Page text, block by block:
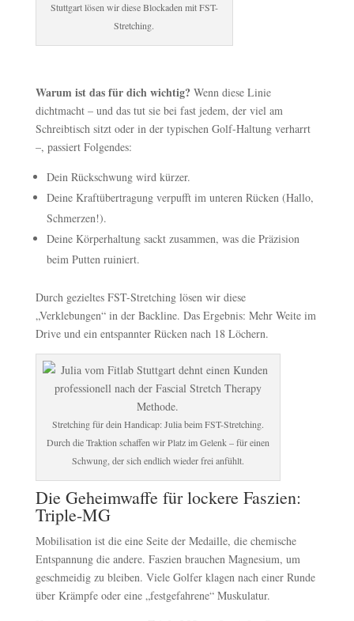
Stuttgart lösen wir diese Blockaden mit FST-
Stretching.
Warum ist das für dich wichtig? Wenn diese Linie
dichtmacht – und das tut sie bei fast jedem, der viel am
Schreibtisch sitzt oder in der typischen Golf-Haltung verharrt
–, passiert Folgendes:
Dein Rückschwung wird kürzer.
Deine Kraftübertragung verpufft im unteren Rücken (Hallo,
Schmerzen!).
Deine Körperhaltung sackt zusammen, was die Präzision
beim Putten ruiniert.
Durch gezieltes FST-Stretching lösen wir diese
„Verklebungen“ in der Backline. Das Ergebnis: Mehr Weite im
Drive und ein entspannter Rücken nach 18 Löchern.
Stretching für dein Handicap: Julia beim FST-Stretching.
Durch die Traktion schaffen wir Platz im Gelenk – für einen
Schwung, der sich endlich wieder frei anfühlt.
Die Geheimwaffe für lockere Faszien:
Triple-MG
Mobilisation ist die eine Seite der Medaille, die chemische
Entspannung die andere. Faszien brauchen Magnesium, um
geschmeidig zu bleiben. Viele Golfer klagen nach einer Runde
über Krämpfe oder eine „festgefahrene“ Muskulatur.